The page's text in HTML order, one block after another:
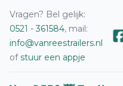
Vragen? Bel gelijk:
0521 - 361584, mail:
info@vanreestrailers.nl
ofstuur een appje